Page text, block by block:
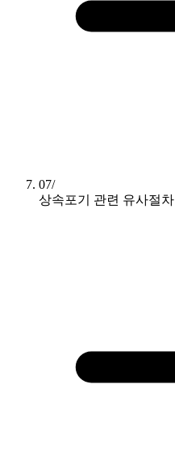
07/
상속포기 관련 유사절차